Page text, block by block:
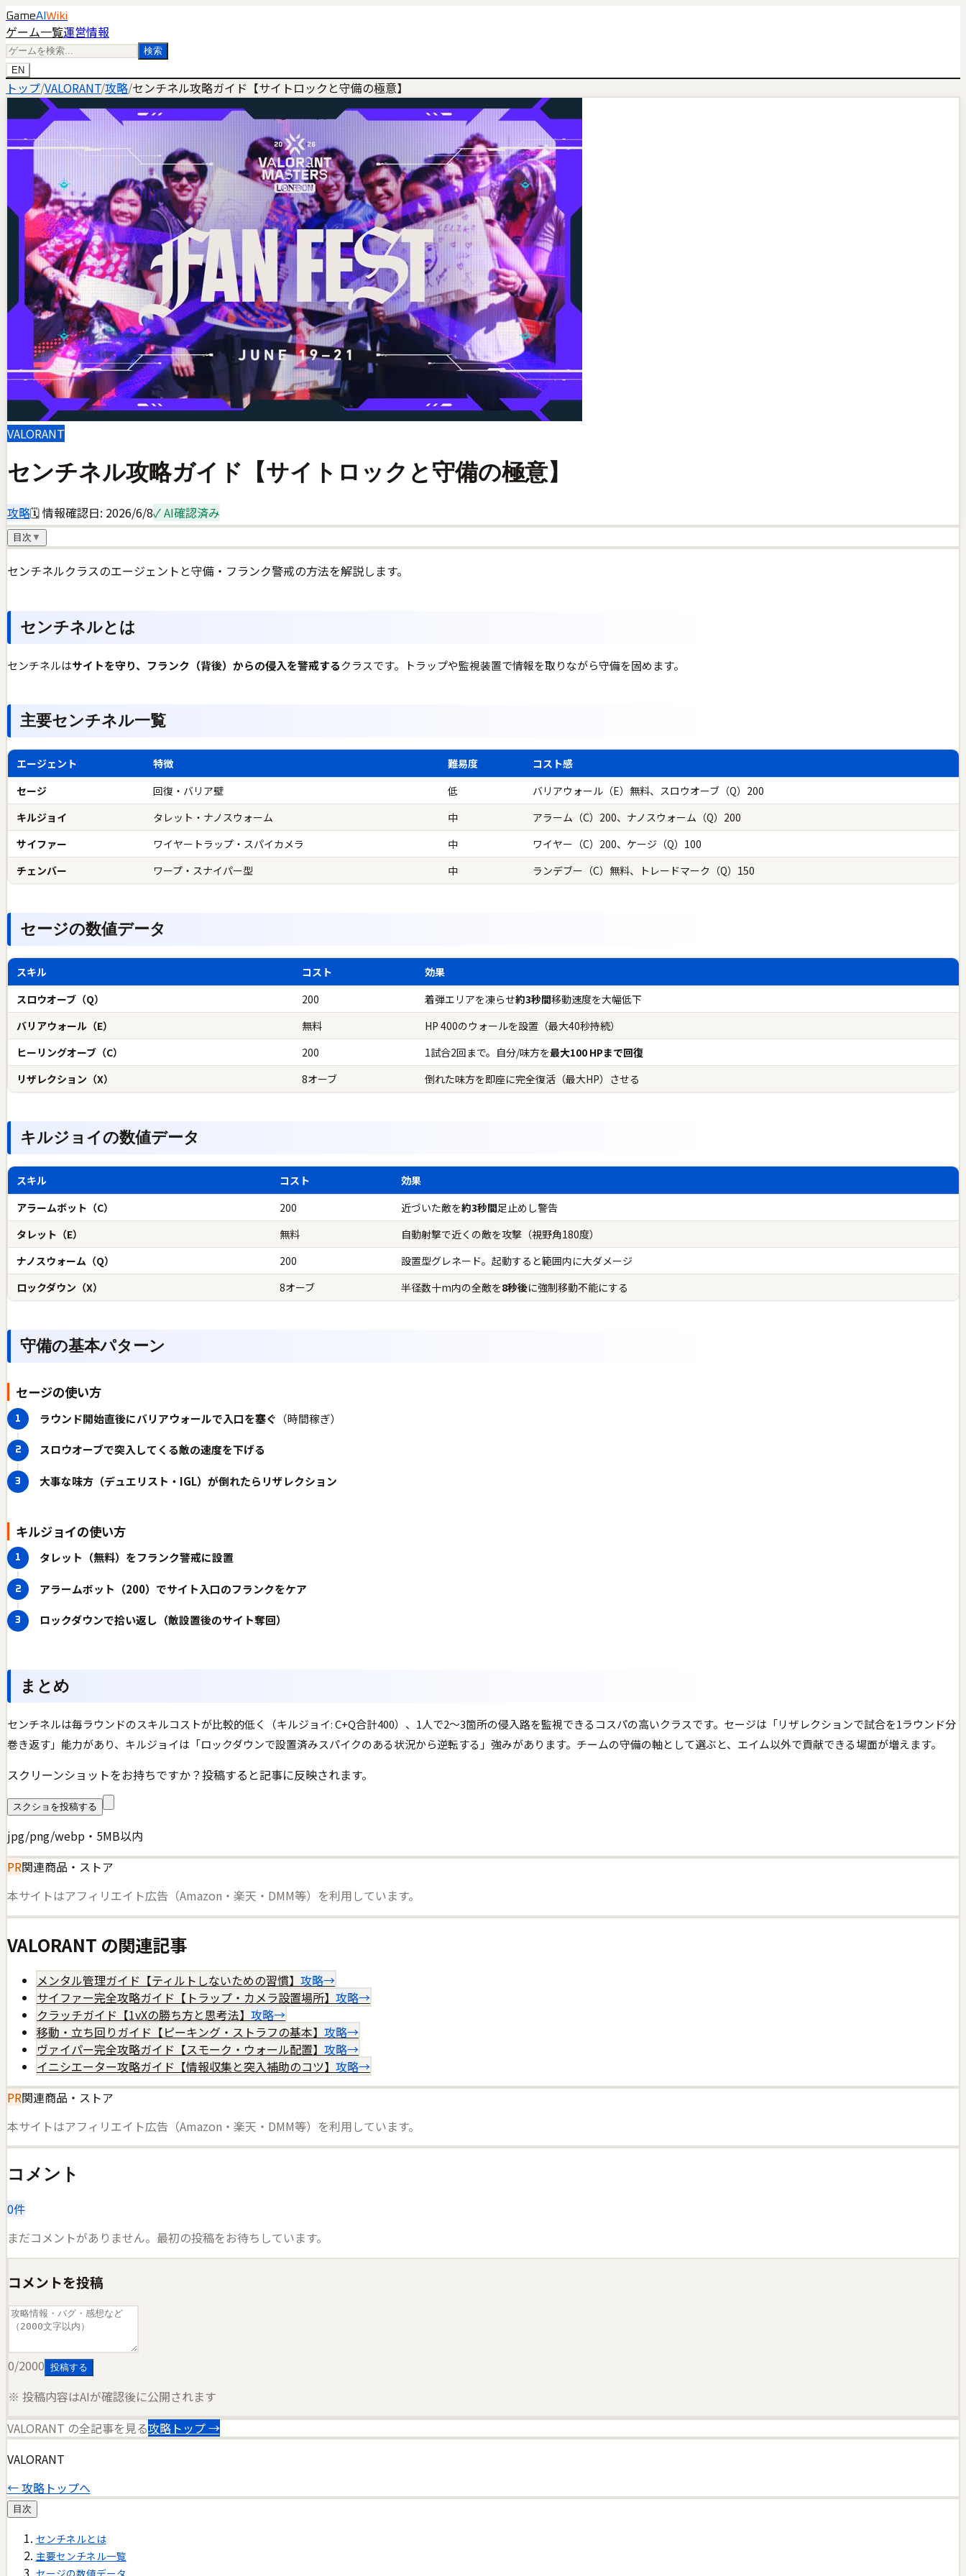
GameAI Wiki
ゲーム一覧運営情報
検索
EN
トップ/VALORANT/攻略/センチネル攻略ガイド【サイトロックと守備の極意】
VALORANT
センチネル攻略ガイド【サイトロックと守備の極意】
攻略🗓 情報確認日: 2026/6/8✓ AI確認済み
目次 ▼
センチネルクラスのエージェントと守備・フランク警戒の方法を解説します。
センチネルとは
センチネルはサイトを守り、フランク（背後）からの侵入を警戒するクラスです。トラップや監視装置で情報を取りながら守備を固めます。
主要センチネル一覧
エージェント 特徴 難易度
コスト感
セージ
回復・バリア壁 低
バリアウォール（E）無料、スロウオーブ（Q）200
キルジョイ
タレット・ナノスウォーム 中
アラーム（C）200、ナノスウォーム（Q）200
サイファー
ワイヤートラップ・スパイカメラ 中
ワイヤー（C）200、ケージ（Q）100
チェンバー
ワープ・スナイパー型 中 ランデブー（C）無料、トレードマーク（Q）150
セージの数値データ
スキル コスト
効果
スロウオーブ（Q）
200 着弾エリアを凍らせ約3秒間移動速度を大幅低下
バリアウォール（E）
無料
HP 400のウォールを設置（最大40秒持続）
ヒーリングオーブ（C）
200 1試合2回まで。自分/味方を最大100 HPまで回復
リザレクション（X）
8オーブ 倒れた味方を即座に完全復活（最大HP）させる
キルジョイの数値データ
スキル コスト
効果
アラームボット（C）
200 近づいた敵を約3秒間足止めし警告
タレット（E）
無料
自動射撃で近くの敵を攻撃（視野角180度）
ナノスウォーム（Q）
200
設置型グレネード。起動すると範囲内に大ダメージ
ロックダウン（X）
8オーブ 半径数十m内の全敵を8秒後に強制移動不能にする
守備の基本パターン
セージの使い方
ラウンド開始直後にバリアウォールで入口を塞ぐ （時間稼ぎ）
スロウオーブで突入してくる敵の速度を下げる
大事な味方（デュエリスト・IGL）が倒れたらリザレクション
キルジョイの使い方
タレット（無料）をフランク警戒に設置
アラームボット（200）でサイト入口のフランクをケア
ロックダウンで拾い返し（敵設置後のサイト奪回）
まとめ
センチネルは毎ラウンドのスキルコストが比較的低く（キルジョイ: C+Q合計400）、1人で2〜3箇所の侵入路を監視できるコスパの高いクラスです。セージは「リザレクションで試合を1ラウンド分
巻き返す」能力があり、キルジョイは「ロックダウンで設置済みスパイクのある状況から逆転する」強みがあります。チームの守備の軸として選ぶと、エイム以外で貢献できる場面が増えます。
スクリーンショットをお持ちですか？投稿すると記事に反映されます。
スクショを投稿する
jpg/png/webp・5MB以内
PR関連商品・ストア
本サイトはアフィリエイト広告（Amazon・楽天・DMM等）を利用しています。
VALORANT の関連記事
メンタル管理ガイド【ティルトしないための習慣】 攻略→
サイファー完全攻略ガイド【トラップ・カメラ設置場所】 攻略→
クラッチガイド【1vXの勝ち方と思考法】 攻略→
移動・立ち回りガイド【ピーキング・ストラフの基本】 攻略→
ヴァイパー完全攻略ガイド【スモーク・ウォール配置】 攻略→
イニシエーター攻略ガイド【情報収集と突入補助のコツ】 攻略→
PR関連商品・ストア
本サイトはアフィリエイト広告（Amazon・楽天・DMM等）を利用しています。
コメント
0件
まだコメントがありません。最初の投稿をお待ちしています。
コメントを投稿
0/2000 投稿する
※ 投稿内容はAIが確認後に公開されます
VALORANT の全記事を見る攻略トップ →
VALORANT
← 攻略トップへ
目次
センチネルとは
主要センチネル一覧